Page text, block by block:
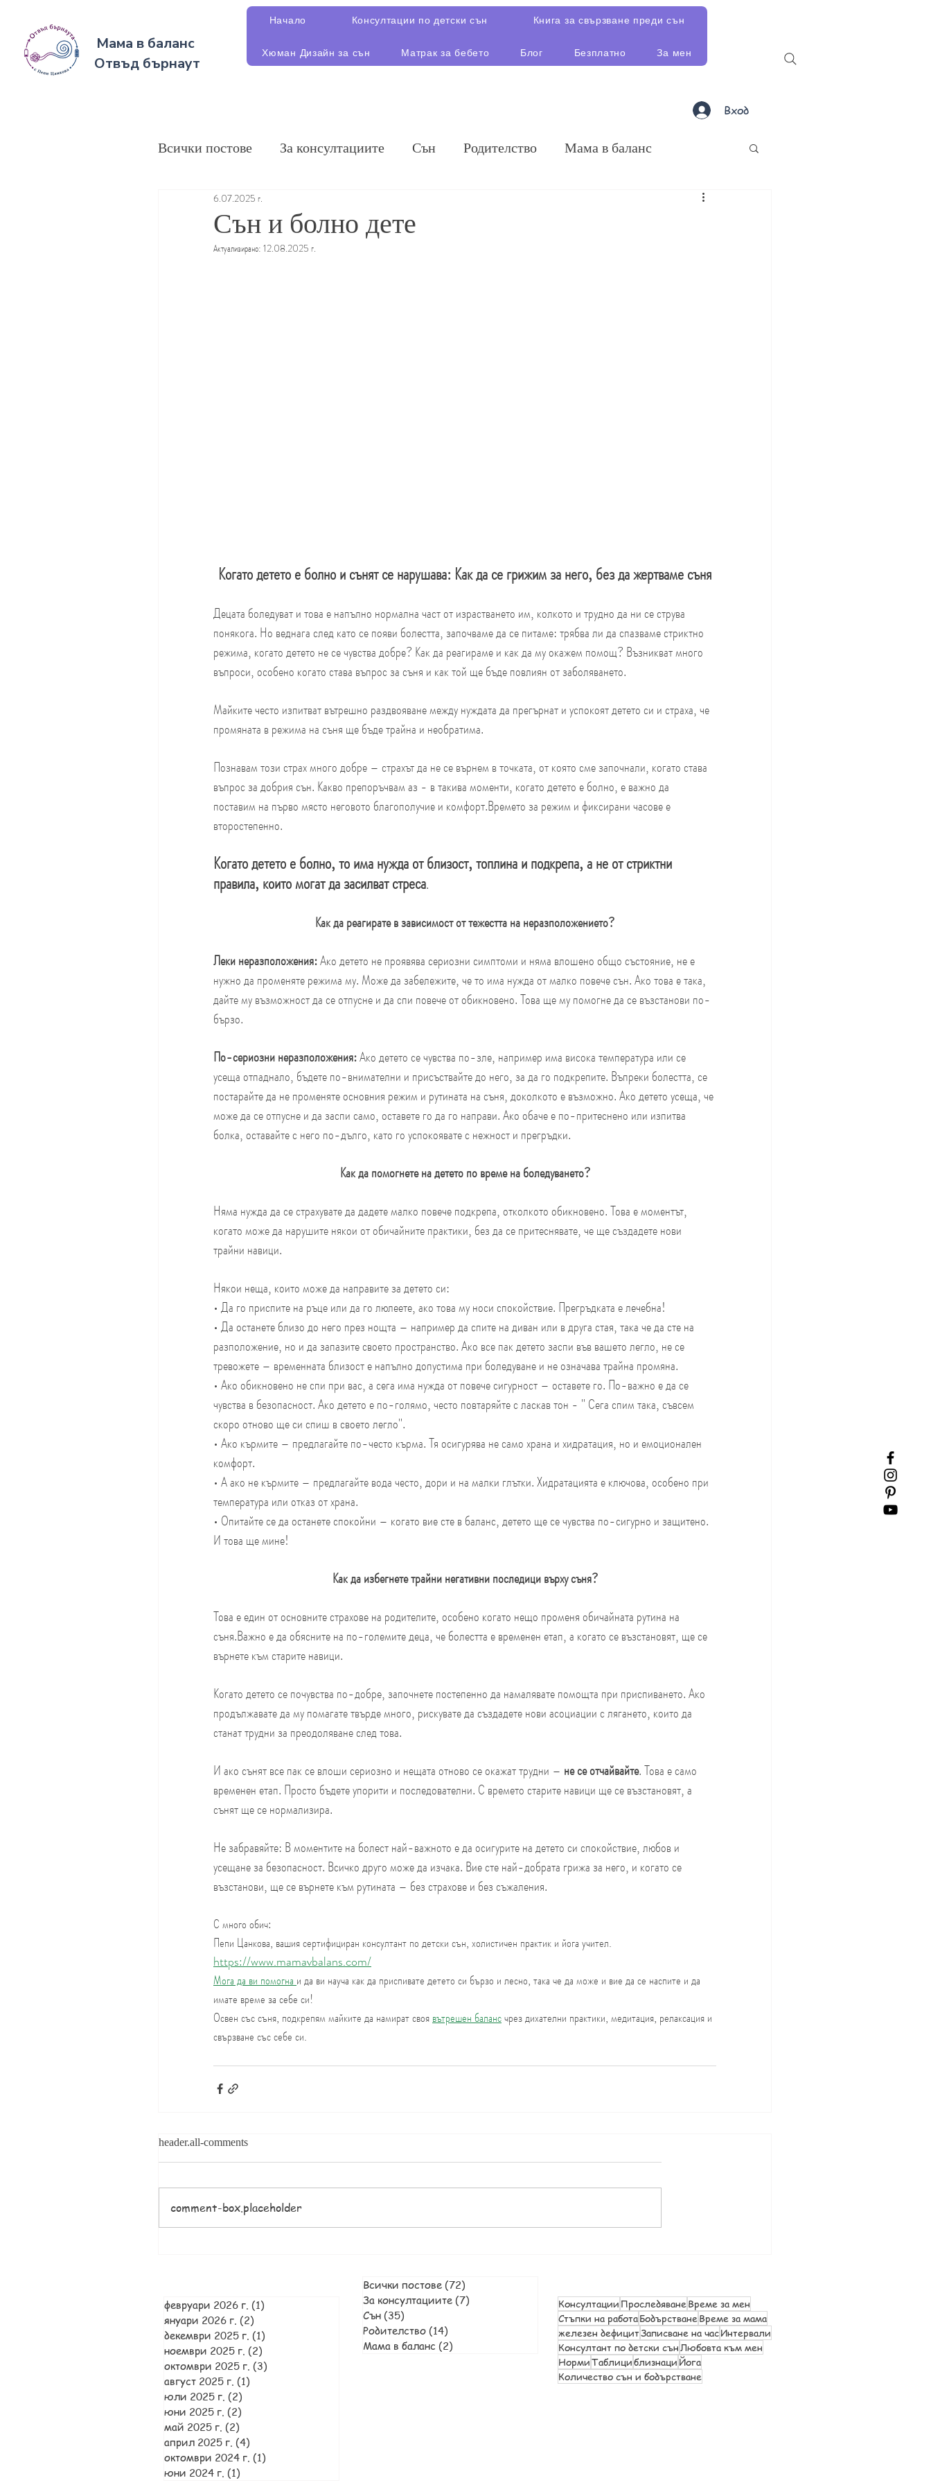
Мама в баланс
Отвъд бърнаут
Начало Консултации по детски сън Книга за свързване преди сън
Хюман Дизайн за сън Матрак за бебето Блог Безплатно За мен
Вход
Всички постове За консултациите Сън Родителство Мама в баланс
Сън и болно дете
6.07.2025 г.
Актуализирано: 12.08.2025 г.
Когато детето е болно и сънят се нарушава: Как да се грижим за него, без да жертваме съня
Децата боледуват и това е напълно нормална част от израстването им, колкото и трудно да ни се струва
понякога. Но веднага след като се появи болестта, започваме да се питаме: трябва ли да спазваме стриктно
режима, когато детето не се чувства добре? Как да реагираме и как да му окажем помощ? Възникват много
въпроси, особено когато става въпрос за съня и как той ще бъде повлиян от заболяването.
Майките често изпитват вътрешно раздвояване между нуждата да прегърнат и успокоят детето си и страха, че
промяната в режима на съня ще бъде трайна и необратима.
Познавам този страх много добре – страхът да не се върнем в точката, от която сме започнали, когато става
въпрос за добрия сън. Какво препоръчвам аз - в такива моменти, когато детето е болно, е важно да
поставим на първо място неговото благополучие и комфорт.Времето за режим и фиксирани часове е
второстепенно.
Когато детето е болно, то има нужда от близост, топлина и подкрепа, а не от стриктни
правила, които могат да засилват стреса.
Как да реагирате в зависимост от тежестта на неразположението?
Леки неразположения: Ако детето не проявява сериозни симптоми и няма влошено общо състояние, не е
нужно да променяте режима му. Може да забележите, че то има нужда от малко повече сън. Ако това е така,
дайте му възможност да се отпусне и да спи повече от обикновено. Това ще му помогне да се възстанови по-
бързо.
По-сериозни неразположения: Ако детето се чувства по-зле, например има висока температура или се
усеща отпаднало, бъдете по-внимателни и присъствайте до него, за да го подкрепите. Въпреки болестта, се
постарайте да не променяте основния режим и рутината на съня, доколкото е възможно. Ако детето усеща, че
може да се отпусне и да заспи само, оставете го да го направи. Ако обаче е по-притеснено или изпитва
болка, оставайте с него по-дълго, като го успокоявате с нежност и прегръдки.
Как да помогнете на детето по време на боледуването?
Няма нужда да се страхувате да дадете малко повече подкрепа, отколкото обикновено. Това е моментът,
когато може да нарушите някои от обичайните практики, без да се притеснявате, че ще създадете нови
трайни навици.
Някои неща, които може да направите за детето си:
• Да го приспите на ръце или да го люлеете, ако това му носи спокойствие. Прегръдката е лечебна!
• Да останете близо до него през нощта – например да спите на диван или в друга стая, така че да сте на
разположение, но и да запазите своето пространство. Ако все пак детето заспи във вашето легло, не се
тревожете – временната близост е напълно допустима при боледуване и не означава трайна промяна.
• Ако обикновено не спи при вас, а сега има нужда от повече сигурност – оставете го. По-важно е да се
чувства в безопасност. Ако детето е по-голямо, често повтаряйте с ласкав тон - " Сега спим така, съвсем
скоро отново ще си спиш в своето легло".
• Ако кърмите – предлагайте по-често кърма. Тя осигурява не само храна и хидратация, но и емоционален
комфорт.
• А ако не кърмите – предлагайте вода често, дори и на малки глътки. Хидратацията е ключова, особено при
температура или отказ от храна.
• Опитайте се да останете спокойни – когато вие сте в баланс, детето ще се чувства по-сигурно и защитено.
И това ще мине!
Как да избегнете трайни негативни последици върху съня?
Това е един от основните страхове на родителите, особено когато нещо променя обичайната рутина на
съня.Важно е да обясните на по-големите деца, че болестта е временен етап, а когато се възстановят, ще се
върнете към старите навици.
Когато детето се почувства по-добре, започнете постепенно да намалявате помощта при приспиването. Ако
продължавате да му помагате твърде много, рискувате да създадете нови асоциации с лягането, които да
станат трудни за преодоляване след това.
И ако сънят все пак се влоши сериозно и нещата отново се окажат трудни – не се отчайвайте. Това е само
временен етап. Просто бъдете упорити и последователни. С времето старите навици ще се възстановят, а
сънят ще се нормализира.
Не забравяйте: В моментите на болест най-важното е да осигурите на детето си спокойствие, любов и
усещане за безопасност. Всичко друго може да изчака. Вие сте най-добрата грижа за него, и когато се
възстанови, ще се върнете към рутината – без страхове и без съжаления.
С много обич:
Пепи Цанкова, вашия сертифициран консултант по детски сън, холистичен практик и йога учител.
https://www.mamavbalans.com/
Мога да ви помогна и да ви науча как да приспивате детето си бързо и лесно, така че да може и вие да се наспите и да
имате време за себе си!
Освен със съня, подкрепям майките да намират своя вътрешен баланс чрез дихателни практики, медитация, релаксация и
свързване със себе си.
header.all-comments
comment-box.placeholder
февруари 2026 г. (1)
януари 2026 г. (2)
декември 2025 г. (1)
ноември 2025 г. (2)
октомври 2025 г. (3)
август 2025 г. (1)
юли 2025 г. (2)
юни 2025 г. (2)
май 2025 г. (2)
април 2025 г. (4)
октомври 2024 г. (1)
юни 2024 г. (1)
Всички постове (72)
За консултациите (7)
Сън (35)
Родителство (14)
Мама в баланс (2)
Консултации ПроследяванеВреме за мен
Стъпки на работаБодърстванеВреме за мама
железен дефицитЗаписване на часИнтервали
Консултант по детски сънЛюбовта към мен
НормиТаблициблизнаци Йога
Количество сън и бодърстване